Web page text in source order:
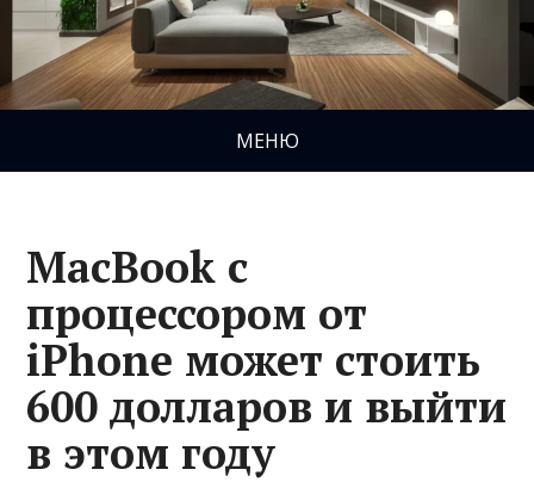
МЕНЮ
MacBook с
процессором от
iPhone может стоить
600 долларов и выйти
в этом году